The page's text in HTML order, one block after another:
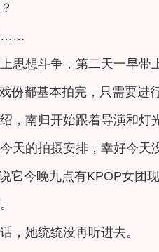
……
思想斗争，第二天一早
份都基本拍完，只需要进
，南归开始跟着导演和灯
天的拍摄安排，幸好今天
它今晚九点有KPOP女团
，她统统没再听进去。